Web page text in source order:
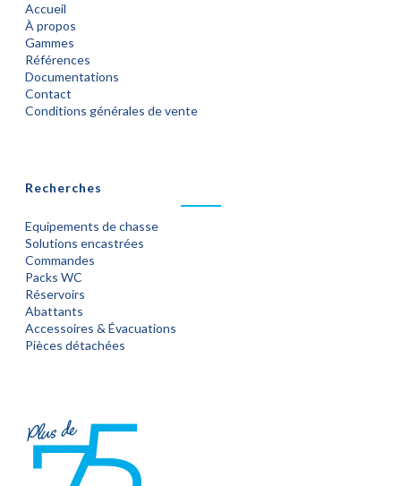
Accueil
À propos
Gammes
Références
Documentations
Contact
Conditions générales de vente
Recherches
Equipements de chasse
Solutions encastrées
Commandes
Packs WC
Réservoirs
Abattants
Accessoires & Évacuations
Pièces détachées